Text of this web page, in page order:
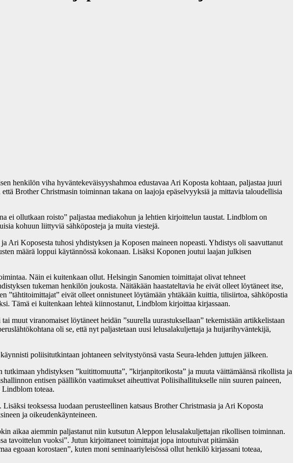
henkilön viha hyväntekeväisyyshahmoa edustavaa Ari Koposta kohtaan, paljastaa juuri
Brother Christmasin toiminnan takana on laajoja epäselvyyksiä ja mittavia taloudellisia
ei ollutkaan roisto” paljastaa mediakohun ja lehtien kirjoittelun taustat. Lindblom on
kohuun liittyviä sähköposteja ja muita viestejä.
Koposesta tuhosi yhdistyksen ja Koposen maineen nopeasti. Yhdistys oli saavuttanut
määrä loppui käytännössä kokonaan. Lisäksi Koponen joutui laajan julkisen
Näin ei kuitenkaan ollut. Helsingin Sanomien toimittajat olivat tehneet
tukeman henkilön joukosta. Näitäkään haastateltavia he eivät olleet löytäneet itse,
”tähtitoimittajat” eivät olleet onnistuneet löytämään yhtäkään kuittia, tilisiirtoa, sähköpostia
Tämä ei kuitenkaan lehteä kiinnostanut, Lindblom kirjoittaa kirjassaan.
viranomaiset löytäneet heidän ”suurella uurastuksellaan” tekemistään artikkelistaan
oli se, että nyt paljastetaan uusi lelusalakuljettaja ja huijarihyväntekijä,
poliisitutkintaan johtaneen selvitystyönsä vasta Seura-lehden juttujen jälkeen.
yhdistyksen ”kuitittomuutta”, ”kirjanpitorikosta” ja muuta väittämäänsä rikollista ja
entisen päällikön vaatimukset aiheuttivat Poliisihallitukselle niin suuren paineen,
Lindblom toteaa.
teoksessa luodaan perusteellinen katsaus Brother Christmasia ja Ari Koposta
ja oikeudenkäynteineen.
aikaa aiemmin paljastanut niin kutsutun Aleppon lelusalakuljettajan rikollisen toiminnan.
tavoittelun vuoksi”. Jutun kirjoittaneet toimittajat jopa intoutuivat pitämään
egoaan korostaen”, kuten moni seminaariyleisössä ollut henkilö kirjassani toteaa,